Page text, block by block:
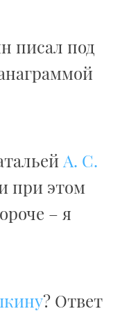
писал под
А. С.
при этом
– я
? Ответ